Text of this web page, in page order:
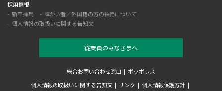
採用情報
新卒採用
障がい者／外国籍の方の採用について
個人情報の取扱いに関する告知文
従業員のみなさまへ
総合お問い合わせ窓口
ポッポレス
個人情報の取扱いに関する告知文
リンク
個人情報保護方針